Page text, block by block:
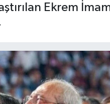
Ekrem